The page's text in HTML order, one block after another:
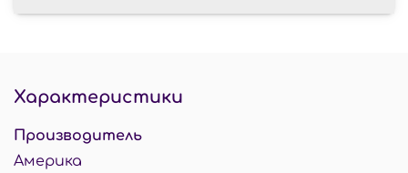
Характеристики
Производитель
Америка